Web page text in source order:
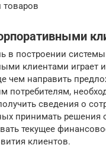
товаров
в построении системы
клиентами играет
чем направить
потребителям,
сведения о
принимать решения
текущее
клиентов.